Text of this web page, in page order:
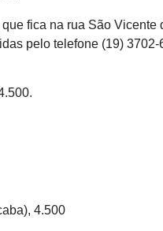
fica na rua São
pelo telefone (19)
4.500